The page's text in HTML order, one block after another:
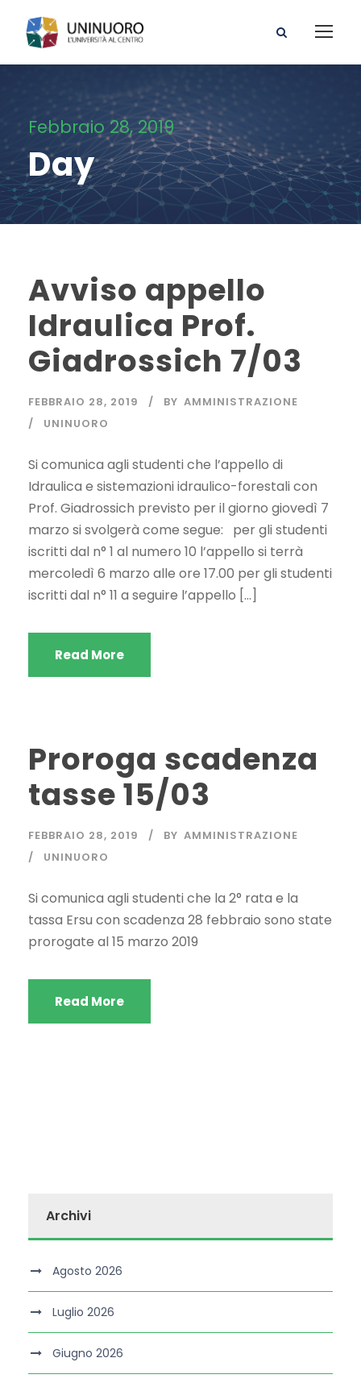
Febbraio 28, 2019
Day
Avviso appello
Idraulica Prof.
Giadrossich 7/03
FEBBRAIO 28, 2019 BY AMMINISTRAZIONE
UNINUORO
Si comunica agli studenti che l’appello di
Idraulica e sistemazioni idraulico-forestali con
Prof. Giadrossich previsto per il giorno giovedì 7
marzo si svolgerà come segue: per gli studenti
iscritti dal n° 1 al numero 10 l’appello si terrà
mercoledì 6 marzo alle ore 17.00 per gli studenti
iscritti dal n° 11 a seguire l’appello […]
Read More
Proroga scadenza
tasse 15/03
FEBBRAIO 28, 2019 BY AMMINISTRAZIONE
UNINUORO
Si comunica agli studenti che la 2° rata e la
tassa Ersu con scadenza 28 febbraio sono state
prorogate al 15 marzo 2019
Read More
Archivi
Agosto 2026
Luglio 2026
Giugno 2026